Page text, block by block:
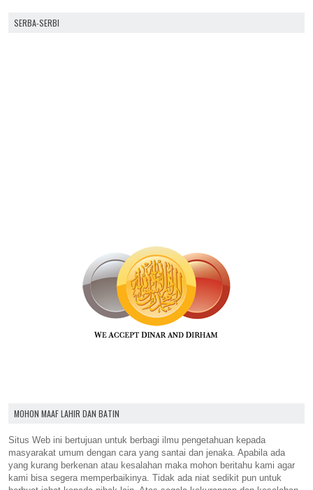
SERBA-SERBI
MOHON MAAF LAHIR DAN BATIN
Situs Web ini bertujuan untuk berbagi ilmu pengetahuan kepada
masyarakat umum dengan cara yang santai dan jenaka. Apabila ada
yang kurang berkenan atau kesalahan maka mohon beritahu kami agar
kami bisa segera memperbaikinya. Tidak ada niat sedikit pun untuk